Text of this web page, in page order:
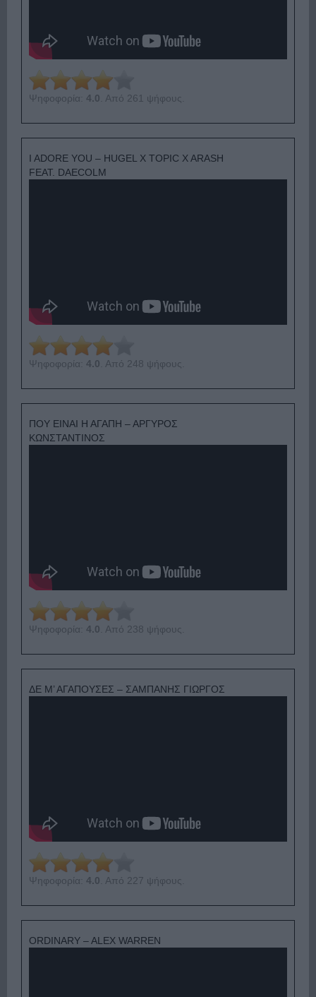
Ψηφοφορία: 4.0 . Από 261 ψήφους.
I ADORE YOU – HUGEL X TOPIC X ARASH
FEAT. DAECOLM
Ψηφοφορία: 4.0 . Από 248 ψήφους.
ΠΟΥ ΕΙΝΑΙ Η ΑΓΑΠΗ – ΑΡΓΥΡΟΣ
ΚΩΝΣΤΑΝΤΙΝΟΣ
Ψηφοφορία: 4.0 . Από 238 ψήφους.
ΔΕ Μ’ ΑΓΑΠΟΥΣΕΣ – ΣΑΜΠΑΝΗΣ ΓΙΩΡΓΟΣ
Ψηφοφορία: 4.0 . Από 227 ψήφους.
ORDINARY – ALEX WARREN